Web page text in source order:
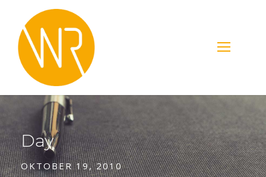
Day
OKTOBER 19, 2010